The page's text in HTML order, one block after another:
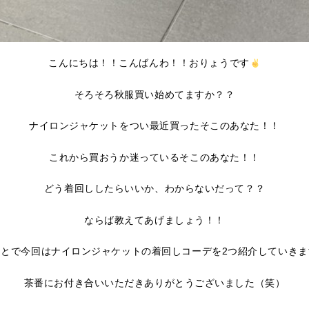
こんにちは！！こんばんわ！！おりょうです
そろそろ秋服買い始めてますか？？
ナイロンジャケットをつい最近買ったそこのあなた！！
これから買おうか迷っているそこのあなた！！
どう着回ししたらいいか、わからないだって？？
ならば教えてあげましょう！！
で今回はナイロンジャケットの着回しコーデを2つ紹介していき
茶番にお付き合いいただきありがとうございました（笑）